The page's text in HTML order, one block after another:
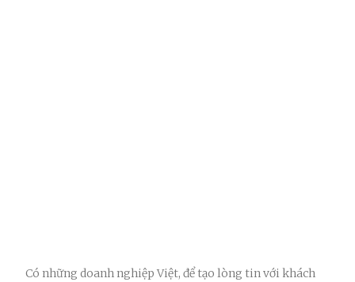
Có những doanh nghiệp Việt, để tạo lòng tin với khách